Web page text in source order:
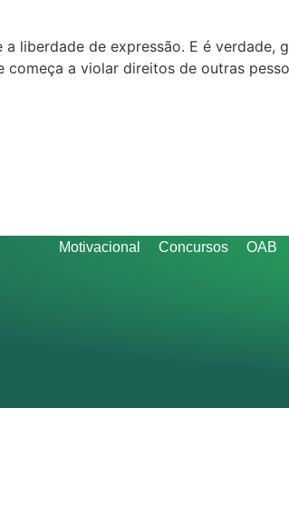
liberdade de expressão. E é verdade,
a violar direitos de outras
Motivacional Concursos OAB